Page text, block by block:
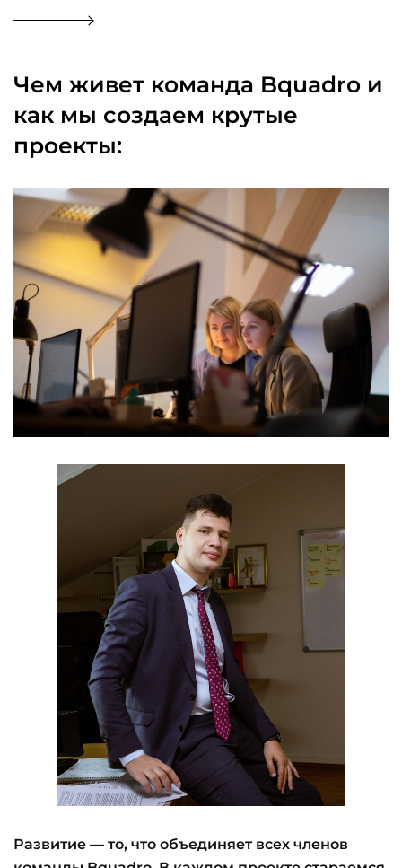
Чем живет команда Bquadro и
как мы создаем крутые
проекты:
Развитие — то, что объединяет всех членов